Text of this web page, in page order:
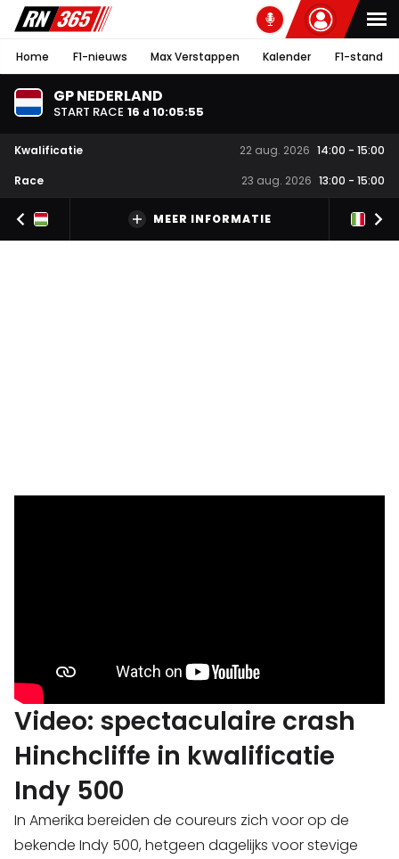
Home F1-nieuws Max Verstappen Kalender F1-stand
GP NEDERLAND
START RACE 16 d 10:05:54
Kwalificatie 22 aug. 2026 14:00 - 15:00
Race
23 aug. 2026 13:00 - 15:00
MEER INFORMATIE
Video: spectaculaire crash
Hinchcliffe in kwalificatie
Indy 500
In Amerika bereiden de coureurs zich voor op de
bekende Indy 500, hetgeen dagelijks voor stevige